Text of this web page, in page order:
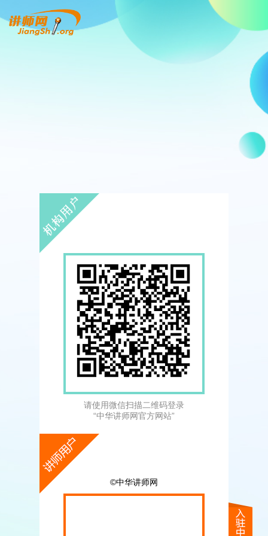
请使用微信扫描二维码登录
“中华讲师网官方网站”
©中华讲师网